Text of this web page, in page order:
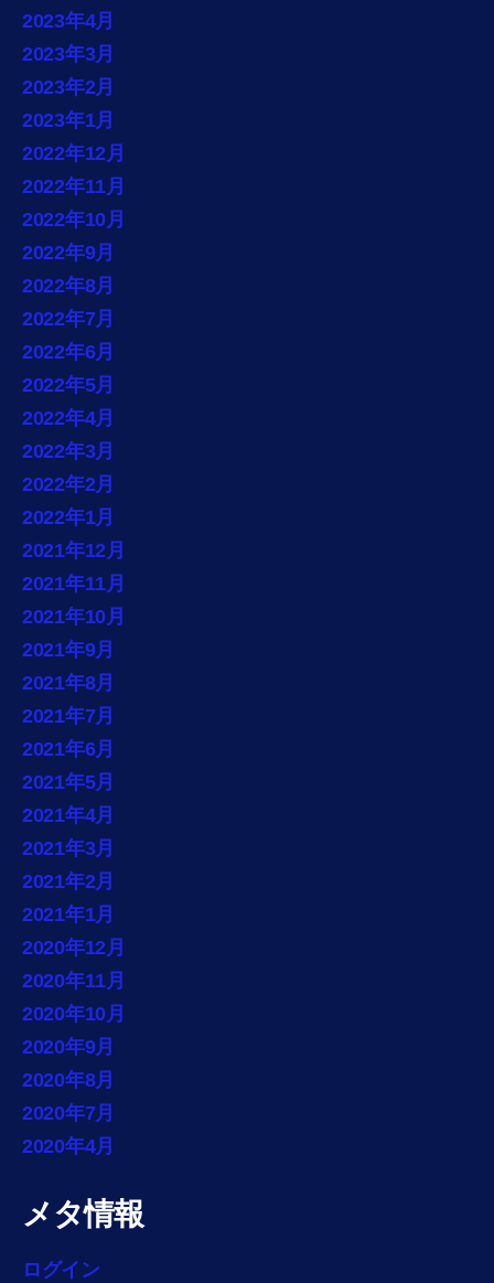
2023年4月
2023年3月
2023年2月
2023年1月
2022年12月
2022年11月
2022年10月
2022年9月
2022年8月
2022年7月
2022年6月
2022年5月
2022年4月
2022年3月
2022年2月
2022年1月
2021年12月
2021年11月
2021年10月
2021年9月
2021年8月
2021年7月
2021年6月
2021年5月
2021年4月
2021年3月
2021年2月
2021年1月
2020年12月
2020年11月
2020年10月
2020年9月
2020年8月
2020年7月
2020年4月
メタ情報
ログイン